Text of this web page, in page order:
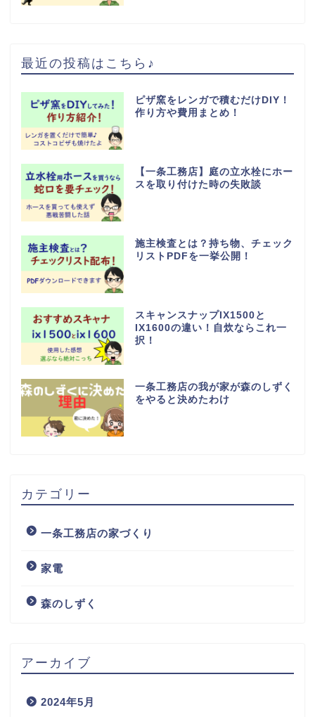
最近の投稿はこちら♪
ピザ窯をレンガで積むだけDIY！
作り方や費用まとめ！
【一条工務店】庭の立水栓にホー
スを取り付けた時の失敗談
施主検査とは？持ち物、チェック
リストPDFを一挙公開！
スキャンスナップIX1500と
IX1600の違い！自炊ならこれ一
択！
一条工務店の我が家が森のしずく
をやると決めたわけ
カテゴリー
一条工務店の家づくり
家電
森のしずく
アーカイブ
2024年5月